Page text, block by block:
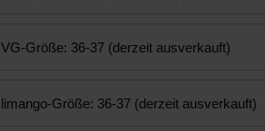
VG-Größe: 36-37 (derzeit ausverkauft)
limango-Größe: 36-37 (derzeit ausverkauft)